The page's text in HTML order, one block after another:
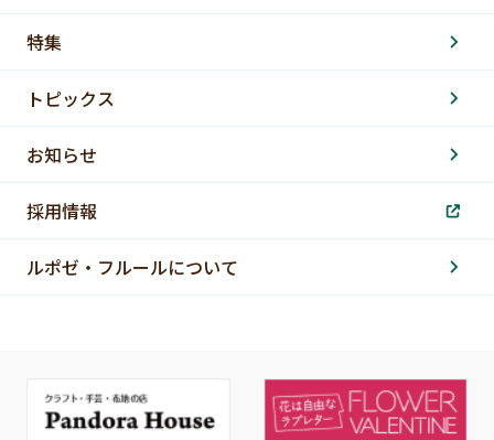
特集
トピックス
お知らせ
採用情報
ルポゼ・フルールについて